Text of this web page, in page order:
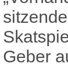
Geber